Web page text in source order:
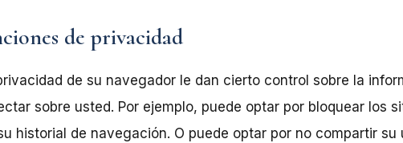
de privacidad
de su navegador le dan cierto control sobre la
sobre usted. Por ejemplo, puede optar por bloquear los
historial de navegación. O puede optar por no compartir su